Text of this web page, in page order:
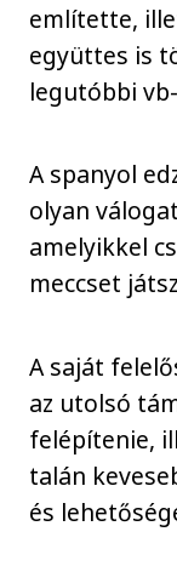
említette,
együttes is
legutóbbi
A spanyol
olyan
amelyikkel
meccset
A saját
az utolsó
felépítenie,
talán
és